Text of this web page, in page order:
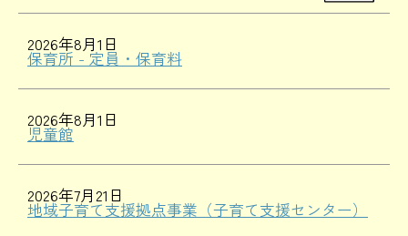
2026年8月1日
保育所 - 定員・保育料
2026年8月1日
児童館
2026年7月21日
地域子育て支援拠点事業（子育て支援センター）